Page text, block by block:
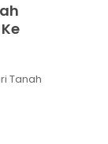
Tanah